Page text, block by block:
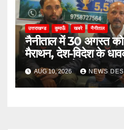
उत्तराखण्ड कुमाऊँ खबरे नैनीताल
नैनीताल में 30 अगस्त को
मैराथन, देश-विदेश के
₹5.50 लाख के पुरस्कार
AUG 10, 2026 NEWS